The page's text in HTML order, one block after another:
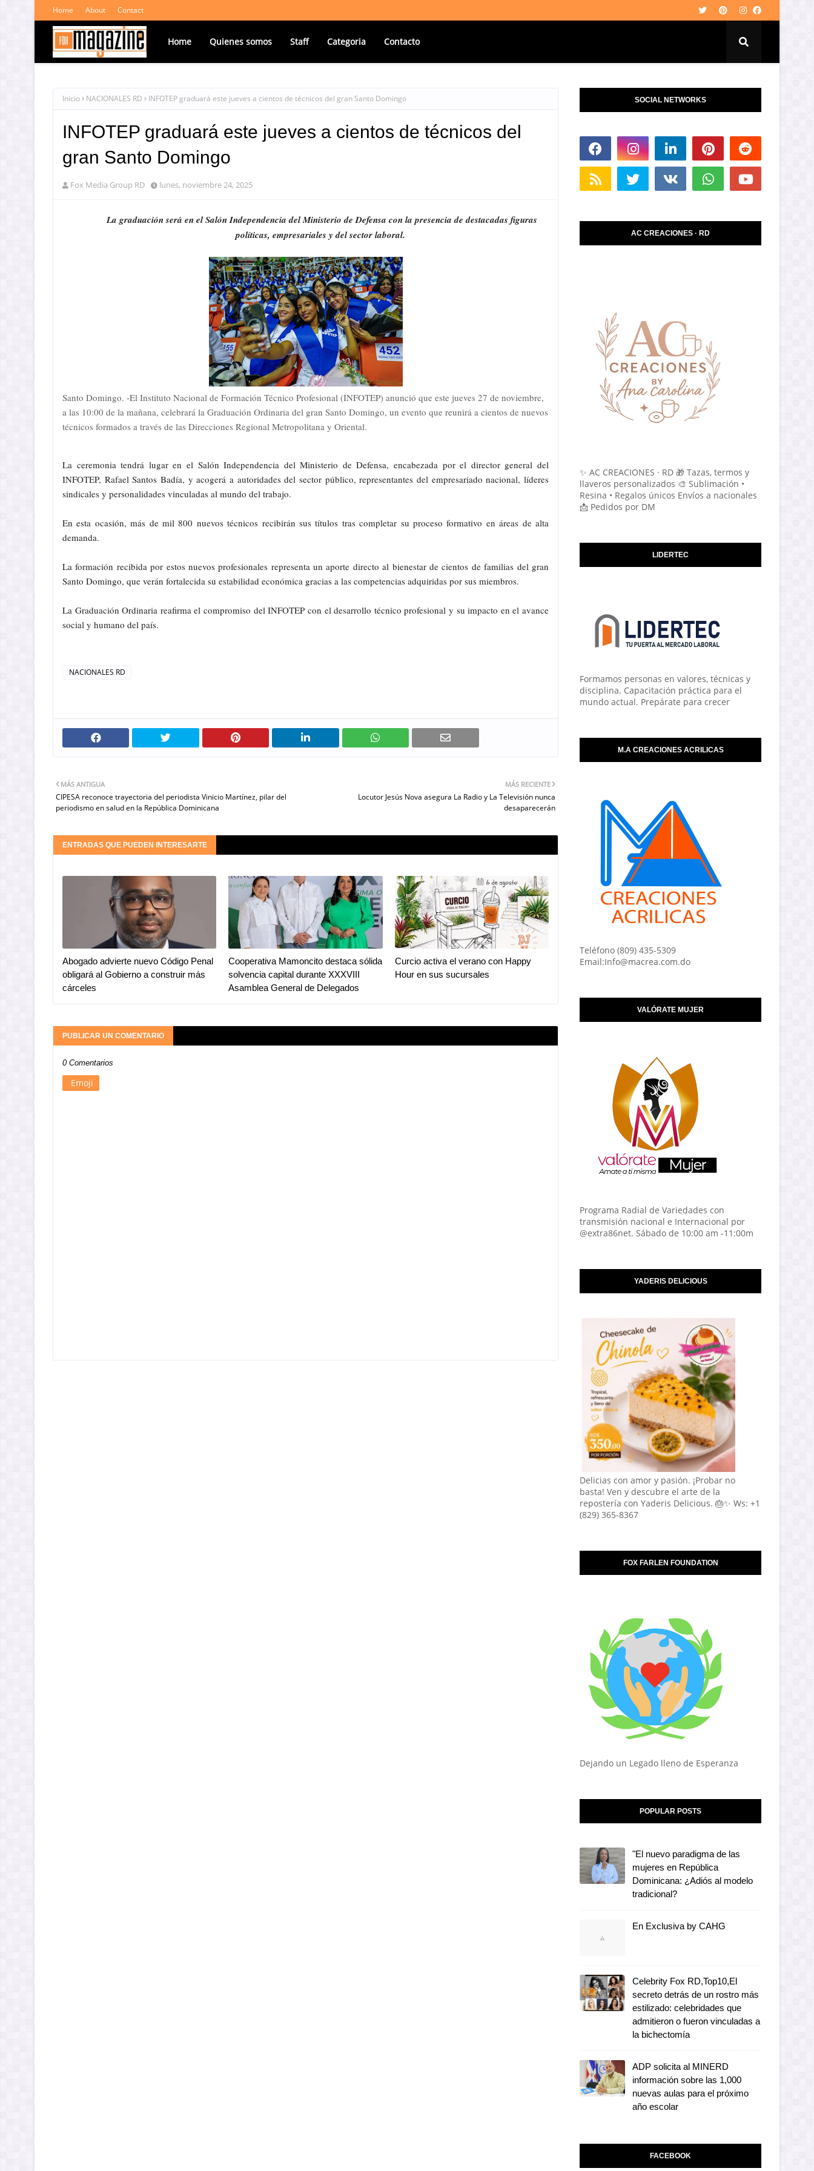
Home About Contact
Home Quienes somos Staff Categoria Contacto
Inicio NACIONALES RD INFOTEP graduará este jueves a cientos de técnicos del gran Santo Domingo
INFOTEP graduará este jueves a cientos de técnicos del
gran Santo Domingo
Fox Media Group RD lunes, noviembre 24, 2025
La graduación será en el Salón Independencia del Ministerio de Defensa con la presencia de destacadas figuras
políticas, empresariales y del sector laboral.
Santo Domingo. -El Instituto Nacional de Formación Técnico Profesional (INFOTEP) anunció que este jueves 27 de noviembre,
a las 10:00 de la mañana, celebrará la Graduación Ordinaria del gran Santo Domingo, un evento que reunirá a cientos de nuevos
técnicos formados a través de las Direcciones Regional Metropolitana y Oriental.
La ceremonia tendrá lugar en el Salón Independencia del Ministerio de Defensa, encabezada por el director general del
INFOTEP, Rafael Santos Badía, y acogerá a autoridades del sector público, representantes del empresariado nacional, líderes
sindicales y personalidades vinculadas al mundo del trabajo.
En esta ocasión, más de mil 800 nuevos técnicos recibirán sus títulos tras completar su proceso formativo en áreas de alta
demanda.
La formación recibida por estos nuevos profesionales representa un aporte directo al bienestar de cientos de familias del gran
Santo Domingo, que verán fortalecida su estabilidad económica gracias a las competencias adquiridas por sus miembros.
La Graduación Ordinaria reafirma el compromiso del INFOTEP con el desarrollo técnico profesional y su impacto en el avance
social y humano del país.
NACIONALES RD
MÁS RECIENTE
Locutor Jesús Nova asegura La Radio y La Televisión nunca
desaparecerán
MÁS ANTIGUA
CIPESA reconoce trayectoria del periodista Vinicio Martínez, pilar del
periodismo en salud en la República Dominicana
ENTRADAS QUE PUEDEN INTERESARTE
Abogado advierte nuevo Código Penal
obligará al Gobierno a construir más
cárceles
Cooperativa Mamoncito destaca sólida
solvencia capital durante XXXVIII
Asamblea General de Delegados
Curcio activa el verano con Happy
Hour en sus sucursales
PUBLICAR UN COMENTARIO
0 Comentarios
Emoji
SOCIAL NETWORKS
AC CREACIONES · RD
✨ AC CREACIONES · RD 🎁 Tazas, termos y
llaveros personalizados 🎨 Sublimación •
Resina • Regalos únicos Envíos a nacionales
📩 Pedidos por DM
LIDERTEC
Formamos personas en valores, técnicas y
disciplina. Capacitación práctica para el
mundo actual. Prepárate para crecer
M.A CREACIONES ACRILICAS
Teléfono (809) 435-5309
Email:Info@macrea.com.do
VALÓRATE MUJER
Programa Radial de Variedades con
transmisión nacional e Internacional por
@extra86net. Sábado de 10:00 am -11:00m
YADERIS DELICIOUS
Delicias con amor y pasión. ¡Probar no
basta! Ven y descubre el arte de la
repostería con Yaderis Delicious. 🎂✨ Ws: +1
(829) 365-8367
FOX FARLEN FOUNDATION
Dejando un Legado lleno de Esperanza
POPULAR POSTS
"El nuevo paradigma de las
mujeres en República
Dominicana: ¿Adiós al modelo
tradicional?
En Exclusiva by CAHG
Celebrity Fox RD,Top10,El
secreto detrás de un rostro más
estilizado: celebridades que
admitieron o fueron vinculadas a
la bichectomía
ADP solicita al MINERD
información sobre las 1,000
nuevas aulas para el próximo
año escolar
FACEBOOK